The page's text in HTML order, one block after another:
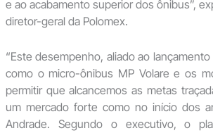
e ao acabamento superior dos ônibus”,
diretor-geral da Polomex.
“Este desempenho, aliado ao
como o micro-ônibus MP Volare e os
permitir que alcancemos as metas
um mercado forte como no início dos
Andrade. Segundo o executivo, o